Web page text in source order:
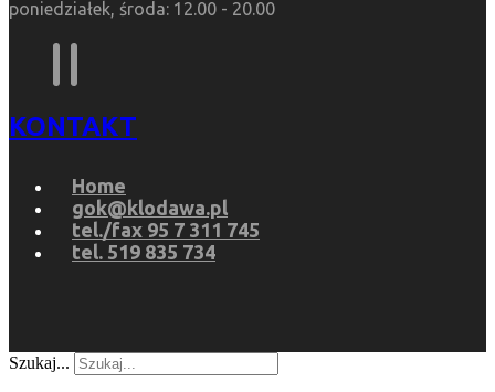
poniedziałek, środa: 12.00 - 20.00
KONTAKT
Home
gok@klodawa.pl
tel./fax 95 7 311 745
tel. 519 835 734
Szukaj...